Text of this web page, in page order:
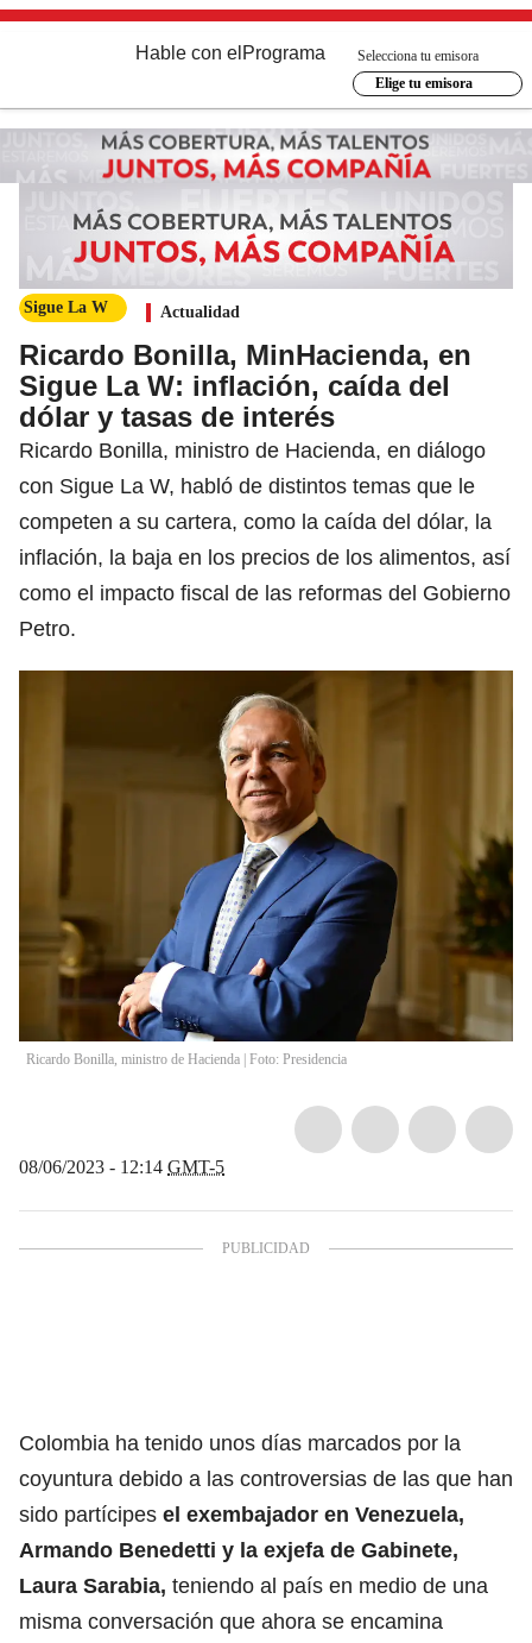
Hable con el Programa
Selecciona tu emisora
Elige tu emisora
Sigue La W Actualidad
Ricardo Bonilla, MinHacienda, en
Sigue La W: inflación, caída del
dólar y tasas de interés
Ricardo Bonilla, ministro de Hacienda, en diálogo
con Sigue La W, habló de distintos temas que le
competen a su cartera, como la caída del dólar, la
inflación, la baja en los precios de los alimentos, así
como el impacto fiscal de las reformas del Gobierno
Petro.
Ricardo Bonilla, ministro de Hacienda | Foto: Presidencia
08/06/2023 - 12:14 GMT-5
Colombia ha tenido unos días marcados por la
coyuntura debido a las controversias de las que han
sido partícipes el exembajador en Venezuela,
Armando Benedetti y la exjefa de Gabinete,
Laura Sarabia, teniendo al país en medio de una
misma conversación que ahora se encamina